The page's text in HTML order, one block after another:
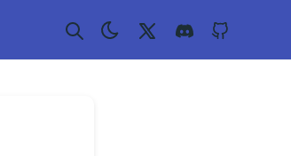
Twitter Discord